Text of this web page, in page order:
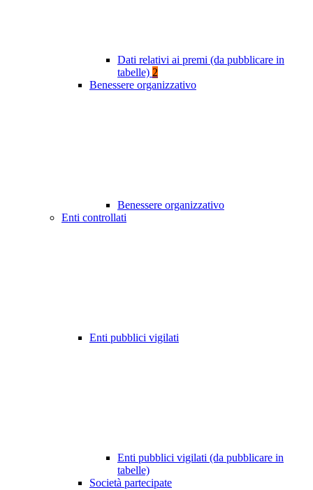
Dati relativi ai premi (da pubblicare in
tabelle) 2
Benessere organizzativo
Benessere organizzativo
Enti controllati
Enti pubblici vigilati
Enti pubblici vigilati (da pubblicare in
tabelle)
Società partecipate